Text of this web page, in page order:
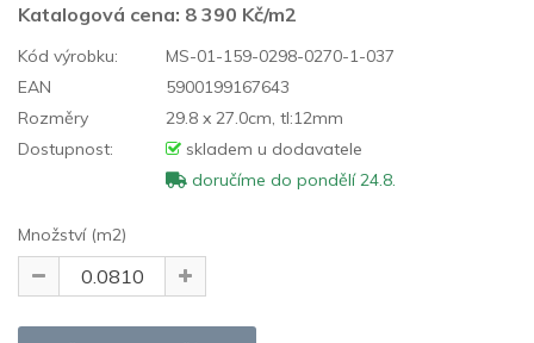
Katalogová cena: 8 390 Kč/m2
Kód výrobku:
MS-01-159-0298-0270-1-037
EAN
5900199167643
Rozměry
29.8 x 27.0cm, tl:12mm
Dostupnost:
skladem u dodavatele
doručíme do pondělí 24.8.
Množství (m2)